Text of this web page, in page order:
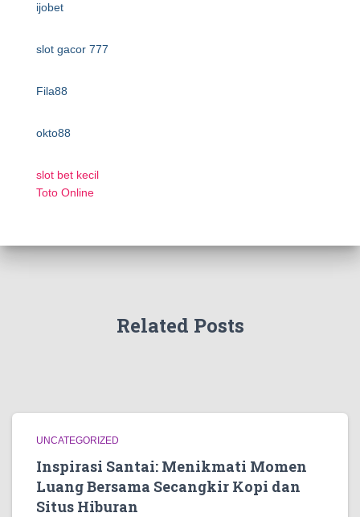
ijobet
slot gacor 777
Fila88
okto88
slot bet kecil
Toto Online
Related Posts
UNCATEGORIZED
Inspirasi Santai: Menikmati Momen
Luang Bersama Secangkir Kopi dan
Situs Hiburan